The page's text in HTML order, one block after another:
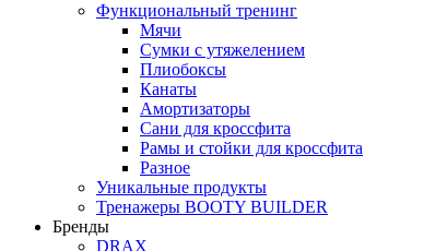
Функциональный тренинг
Мячи
Сумки с утяжелением
Плиобоксы
Канаты
Амортизаторы
Сани для кроссфита
Рамы и стойки для кроссфита
Разное
Уникальные продукты
Тренажеры BOOTY BUILDER
Бренды
DRAX